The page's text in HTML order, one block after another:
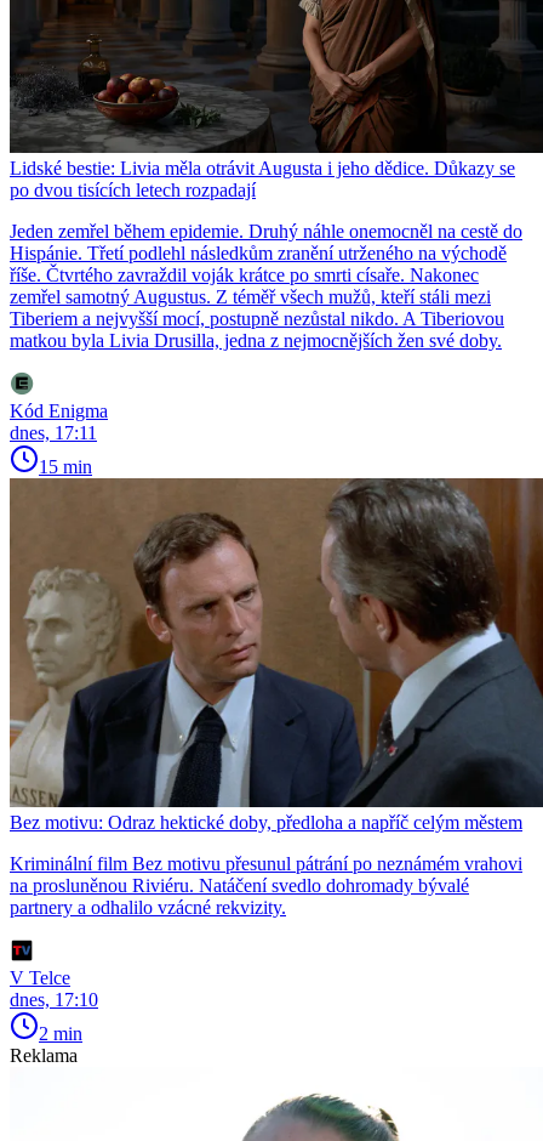
Lidské bestie: Livia měla otrávit Augusta i jeho dědice. Důkazy se
po dvou tisících letech rozpadají
Jeden zemřel během epidemie. Druhý náhle onemocněl na cestě do
Hispánie. Třetí podlehl následkům zranění utrženého na východě
říše. Čtvrtého zavraždil voják krátce po smrti císaře. Nakonec
zemřel samotný Augustus. Z téměř všech mužů, kteří stáli mezi
Tiberiem a nejvyšší mocí, postupně nezůstal nikdo. A Tiberiovou
matkou byla Livia Drusilla, jedna z nejmocnějších žen své doby.
Kód Enigma
dnes, 17:11
15 min
Bez motivu: Odraz hektické doby, předloha a napříč celým městem
Kriminální film Bez motivu přesunul pátrání po neznámém vrahovi
na prosluněnou Riviéru. Natáčení svedlo dohromady bývalé
partnery a odhalilo vzácné rekvizity.
V Telce
dnes, 17:10
2 min
Reklama